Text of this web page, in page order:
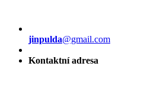
jinpulda@gmail.com
Kontaktní adresa